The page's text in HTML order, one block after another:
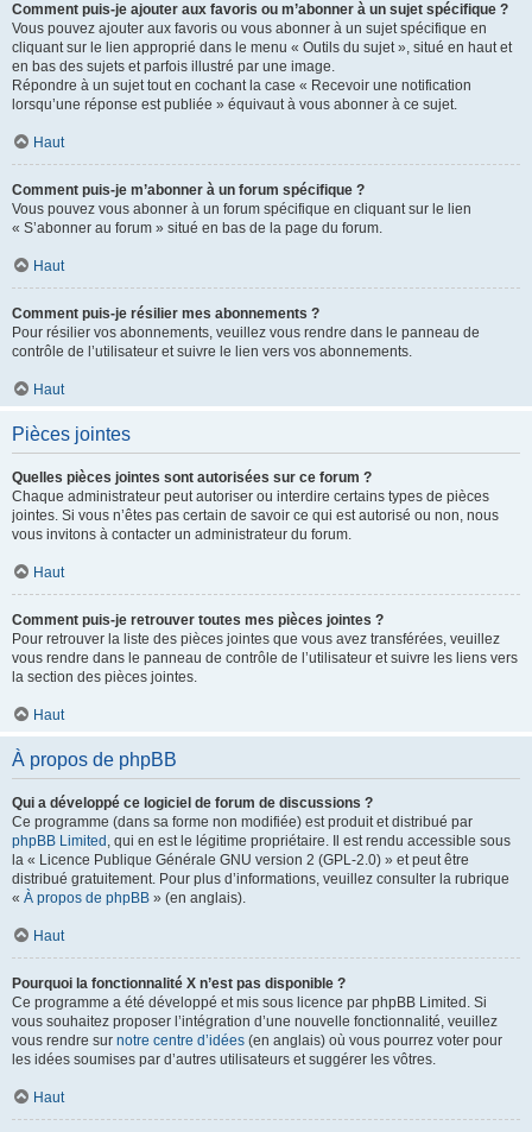
Comment puis-je ajouter aux favoris ou m’abonner à un sujet spécifique ?
Vous pouvez ajouter aux favoris ou vous abonner à un sujet spécifique en
cliquant sur le lien approprié dans le menu « Outils du sujet », situé en haut et
en bas des sujets et parfois illustré par une image.
Répondre à un sujet tout en cochant la case « Recevoir une notification
lorsqu’une réponse est publiée » équivaut à vous abonner à ce sujet.
Haut
Comment puis-je m’abonner à un forum spécifique ?
Vous pouvez vous abonner à un forum spécifique en cliquant sur le lien
« S’abonner au forum » situé en bas de la page du forum.
Haut
Comment puis-je résilier mes abonnements ?
Pour résilier vos abonnements, veuillez vous rendre dans le panneau de
contrôle de l’utilisateur et suivre le lien vers vos abonnements.
Haut
Pièces jointes
Quelles pièces jointes sont autorisées sur ce forum ?
Chaque administrateur peut autoriser ou interdire certains types de pièces
jointes. Si vous n’êtes pas certain de savoir ce qui est autorisé ou non, nous
vous invitons à contacter un administrateur du forum.
Haut
Comment puis-je retrouver toutes mes pièces jointes ?
Pour retrouver la liste des pièces jointes que vous avez transférées, veuillez
vous rendre dans le panneau de contrôle de l’utilisateur et suivre les liens vers
la section des pièces jointes.
Haut
À propos de phpBB
Qui a développé ce logiciel de forum de discussions ?
Ce programme (dans sa forme non modifiée) est produit et distribué par
phpBB Limited , qui en est le légitime propriétaire. Il est rendu accessible sous
la « Licence Publique Générale GNU version 2 (GPL-2.0) » et peut être
distribué gratuitement. Pour plus d’informations, veuillez consulter la rubrique
« À propos de phpBB » (en anglais).
Haut
Pourquoi la fonctionnalité X n’est pas disponible ?
Ce programme a été développé et mis sous licence par phpBB Limited. Si
vous souhaitez proposer l’intégration d’une nouvelle fonctionnalité, veuillez
vous rendre sur notre centre d’idées (en anglais) où vous pourrez voter pour
les idées soumises par d’autres utilisateurs et suggérer les vôtres.
Haut